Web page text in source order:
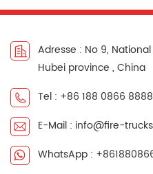
Adresse : No 9,
Hubei province , China
Tel : +86 188 0866 8888
E-Mail : info@fire-
WhatsApp :